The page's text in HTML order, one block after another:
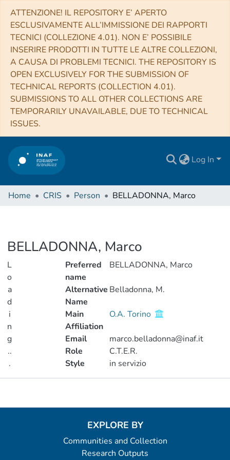
ATTENZIONE! IL REPOSITORY E’ APERTO
ESCLUSIVAMENTE ALL’IMMISSIONE DEI RAPPORTI
TECNICI (COLLEZIONE 4.01). NON E’ POSSIBILE
INSERIRE PRODOTTI IN TUTTE LE ALTRE COLLEZIONI,
A CAUSA DI PROBLEMI TECNICI. THE REPOSITORY IS
OPEN EXCLUSIVELY FOR THE SUBMISSION OF
TECHNICAL REPORTS (COLLECTION 4.01).
SUBMISSIONS TO ALL OTHER COLLECTIONS ARE
TEMPORARILY UNAVAILABLE, DUE TO TECHNICAL
ISSUES.
Log In
Home CRIS Person BELLADONNA, Marco
BELLADONNA, Marco
L
o
a
d
i
n
g
..
.
Loading...
Preferred
name
BELLADONNA, Marco
Alternative
Name
Belladonna, M.
Main
Affiliation
O.A. Torino
Email
marco.belladonna@inaf.it
Role
C.T.E.R.
Style
in servizio
EXPLORE BY
Communities and Collection
Research Outputs